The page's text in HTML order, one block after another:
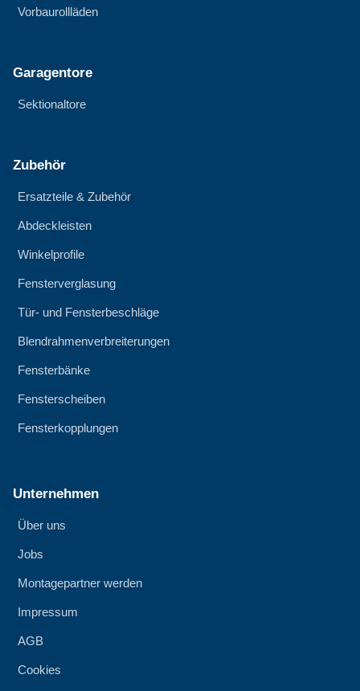
Vorbaurollläden
Garagentore
Sektionaltore
Zubehör
Ersatzteile & Zubehör
Abdeckleisten
Winkelprofile
Fensterverglasung
Tür- und Fensterbeschläge
Blendrahmenverbreiterungen
Fensterbänke
Fensterscheiben
Fensterkopplungen
Unternehmen
Über uns
Jobs
Montagepartner werden
Impressum
AGB
Cookies